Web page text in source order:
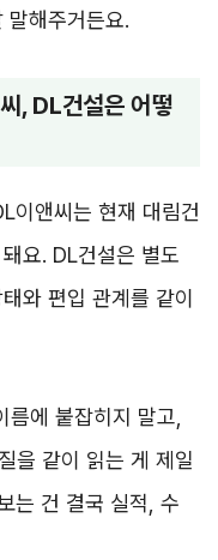
말해주거든요.
, DL건설은 어떻
이앤씨는 현재 대림건
요. DL건설은 별도
와 편입 관계를 같이
에 붙잡히지 말고,
을 같이 읽는 게 제일
는 건 결국 실적, 수